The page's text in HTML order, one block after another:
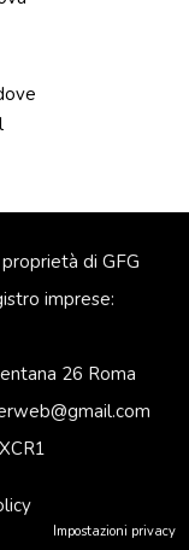
di GFG
imprese:
26 Roma
Impostazioni privacy